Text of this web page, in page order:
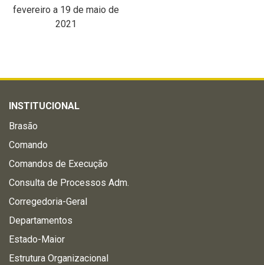
fevereiro a 19 de maio de
2021
INSTITUCIONAL
Brasão
Comando
Comandos de Execução
Consulta de Processos Adm.
Corregedoria-Geral
Departamentos
Estado-Maior
Estrutura Organizacional